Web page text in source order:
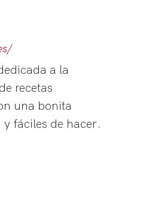
a la
recetas
una bonita
y fáciles de hacer.